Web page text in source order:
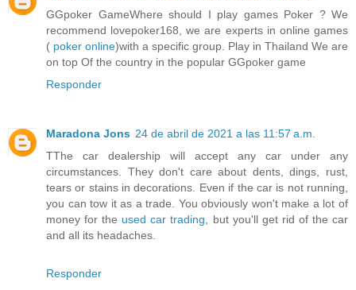
GGpoker GameWhere should I play games Poker ? We
recommend lovepoker168, we are experts in online games
( poker online)with a specific group. Play in Thailand We are
on top Of the country in the popular GGpoker game
Responder
Maradona Jons 24 de abril de 2021 a las 11:57 a.m.
TThe car dealership will accept any car under any
circumstances. They don't care about dents, dings, rust,
tears or stains in decorations. Even if the car is not running,
you can tow it as a trade. You obviously won't make a lot of
money for the used car trading, but you'll get rid of the car
and all its headaches.
Responder